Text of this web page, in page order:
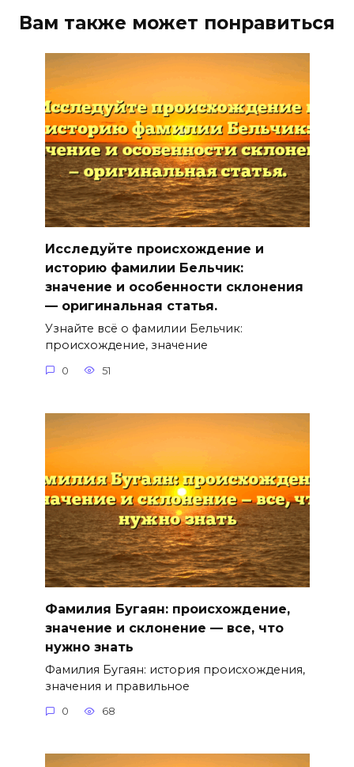
Вам также может понравиться
Исследуйте происхождение и
историю фамилии Бельчик:
значение и особенности склонения
— оригинальная статья.
Узнайте всё о фамилии Бельчик:
происхождение, значение
0 51
Фамилия Бугаян: происхождение,
значение и склонение — все, что
нужно знать
Фамилия Бугаян: история происхождения,
значения и правильное
0 68